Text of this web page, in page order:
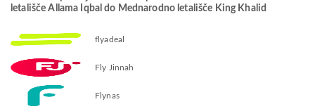
letališče Allama Iqbal do Mednarodno letališče King Khalid
flyadeal
Fly Jinnah
Flynas